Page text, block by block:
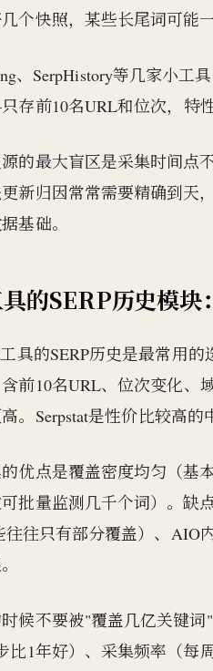
个快照，某些长尾词可能
、SerpHistory等几家小工
前10名URL和位次，特
的最大盲区是采集时间点
新归因常常需要精确到天
基础。
具的SERP历史模
具的SERP历史是最常用
前10名URL、位次变化、
。Serpstat是性价比较高的
优点是覆盖密度均匀（基
批量监测几千个词）。缺
往往只有部分覆盖）、AIO
候不要被"覆盖几亿关键
比1年好）、采集频率（